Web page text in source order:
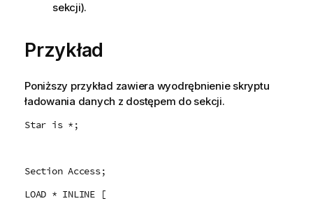
sekcji).
Przykład
Poniższy przykład zawiera wyodrębnienie skryptu
ładowania danych z dostępem do sekcji.
Star is *;
Section Access;
LOAD * INLINE [